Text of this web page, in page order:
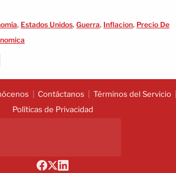
, Estados Unidos, Guerra, Inflacion, Precio De
Contáctanos
Términos del Servicio
Políticas de Privacidad